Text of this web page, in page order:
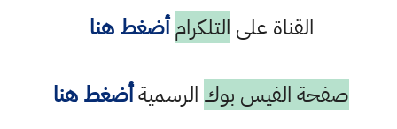
القناة على التلكرام أضغط هنا
صفحة الفيس بوك الرسميةأضغط هنا